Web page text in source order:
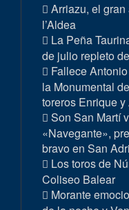
Arriazu, el
l’Aldea
La Peña
de julio repleto
Fallece
la Monumental
toreros Enrique
Son San Martí
«Navegante»,
bravo en San
Los toros de
Coliseo Balear
Morante